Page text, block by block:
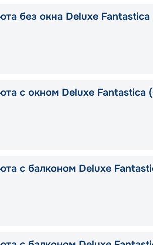
без окна Deluxe Fantastica
с окном Deluxe Fantastica
с балконом Deluxe